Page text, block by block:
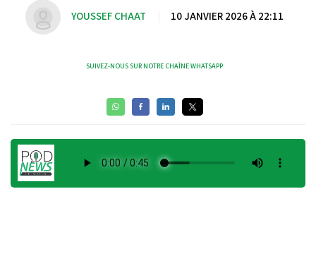
YOUSSEF CHAAT 10 JANVIER 2026 À 22:11
SUIVEZ-NOUS SUR NOTRE CHAÎNE WHATSAPP